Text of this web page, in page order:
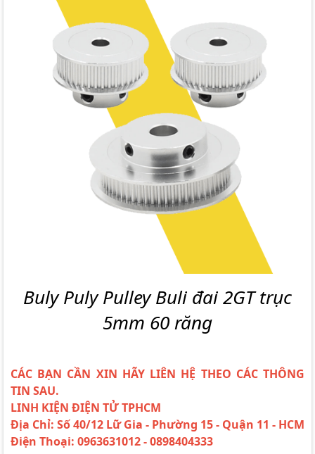
Buly Puly Pulley Buli đai 2GT trục
5mm 60 răng
CÁC BẠN CẦN XIN HÃY LIÊN HỆ THEO CÁC THÔNG
TIN SAU.
LINH KIỆN ĐIỆN TỬ TPHCM
Địa Chỉ: Số 40/12 Lữ Gia - Phường 15 - Quận 11 - HCM
Điện Thoại: 0963631012 - 0898404333